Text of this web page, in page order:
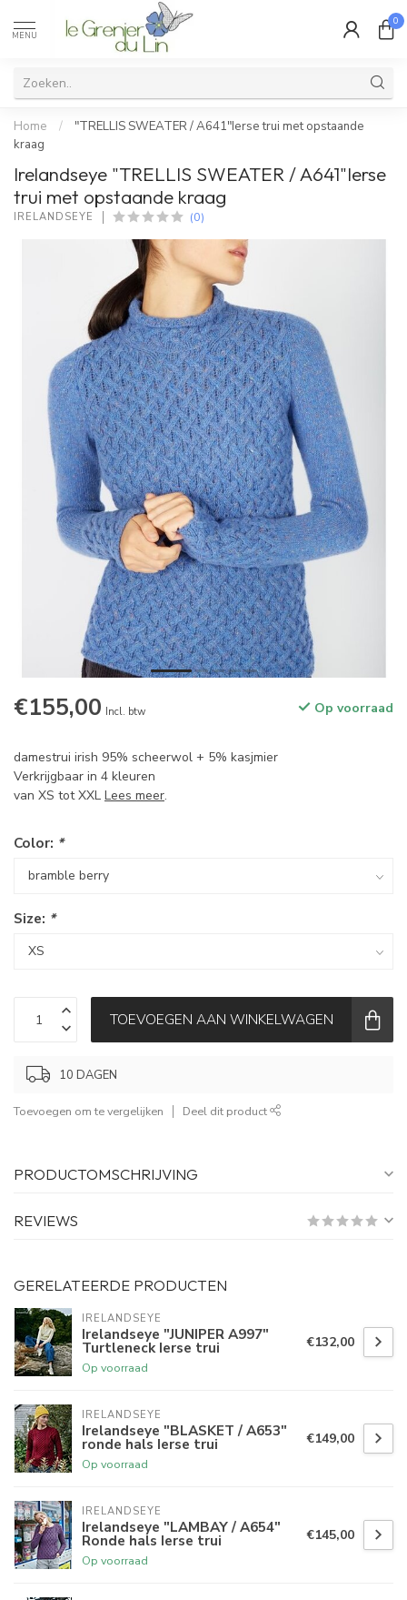
MENU
0
Home /
"TRELLIS SWEATER / A641"Ierse trui met opstaande
kraag
Irelandseye "TRELLIS SWEATER / A641"Ierse
trui met opstaande kraag
IRELANDSEYE (0)
€155,00 Incl. btw Op voorraad
damestrui irish 95% scheerwol + 5% kasjmier
Verkrijgbaar in 4 kleuren
van XS tot XXL Lees meer.
Color: *
Size: *
TOEVOEGEN AAN WINKELWAGEN
10 DAGEN
Toevoegen om te vergelijken Deel dit product
PRODUCTOMSCHRIJVING
REVIEWS
GERELATEERDE PRODUCTEN
IRELANDSEYE
Irelandseye "JUNIPER A997"
Turtleneck Ierse trui
Op voorraad
€132,00
IRELANDSEYE
Irelandseye "BLASKET / A653"
ronde hals Ierse trui
Op voorraad
€149,00
IRELANDSEYE
Irelandseye "LAMBAY / A654"
Ronde hals Ierse trui
Op voorraad
€145,00